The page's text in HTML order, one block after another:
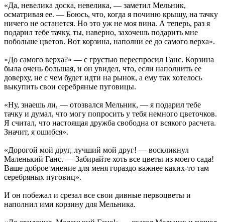
«Да, невелика доска, невелика, — заметил Мельник,
осматривая ее. — Боюсь, что, когда я починю крышу, на тачку
ничего не останется. Но это уж не моя вина. А теперь, раз я
подарил тебе тачку, ты, наверно, захочешь подарить мне
побольше цветов. Вот корзина, наполни ее до самого верха».
«До самого верха?» — с грустью переспросил Ганс. Корзина
была очень большая, и он увидел, что, если наполнить ее
доверху, не с чем будет идти на рынок, а ему так хотелось
выкупить свои серебряные пуговицы.
«Ну, знаешь ли, — отозвался Мельник, — я подарил тебе
тачку и думал, что могу попросить у тебя немного цветочков.
Я считал, что настоящая дружба свободна от всякого расчета.
Значит, я ошибся».
«Дорогой мой друг, лучший мой друг! — воскликнул
Маленький Ганс. — Забирайте хоть все цветы из моего сада!
Ваше доброе мнение для меня гораздо важнее каких-то там
серебряных пуговиц».
И он побежал и срезал все свои дивные первоцветы и
наполнил ими корзину для Мельника.